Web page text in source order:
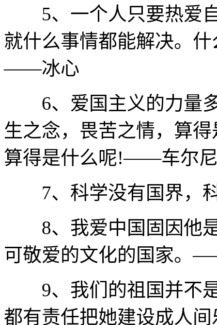
5、一个人只要热爱自
就什么事情都能解决。
——冰心
6、爱国主义的力量多
生之念，畏苦之情，算
算得是什么呢!——车尔
7、科学没有国界，
8、我爱中国固因他是
可敬爱的文化的国家。
9、我们的祖国并不是
都有责任把她建设成人